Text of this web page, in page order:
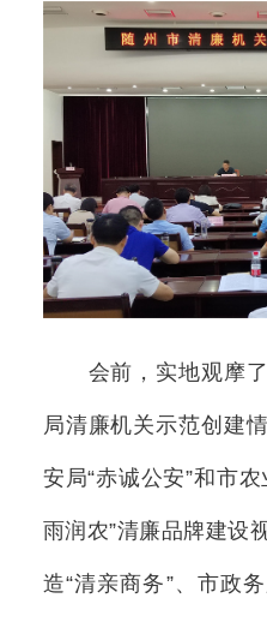
会前，实地观摩了
局清廉机关示范创建
安局“赤诚公安”和市
雨润农”清廉品牌建设
造“清亲商务”、市政